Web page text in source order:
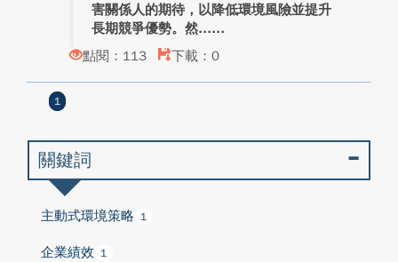
害關係人的期待，以降低環境風險並提升
長期競爭優勢。然...
點閱：113
下載：0
1
關鍵詞
主動式環境策略 1
企業績效 1